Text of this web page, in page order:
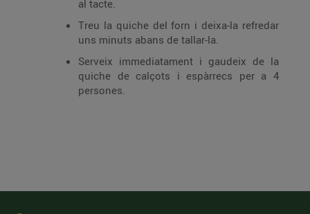
al tacte.
Treu la quiche del forn i deixa-la refredar
uns minuts abans de tallar-la.
Serveix immediatament i gaudeix de la
quiche de calçots i espàrrecs per a 4
persones.